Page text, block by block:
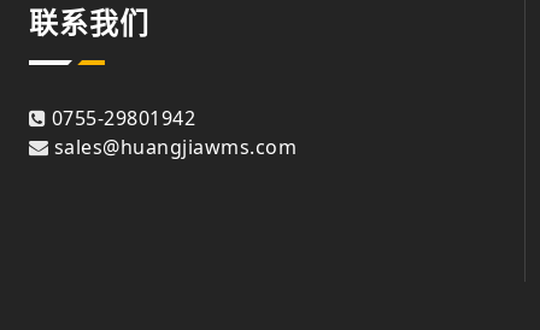
联系我们
0755-29801942
sales@huangjiawms.com